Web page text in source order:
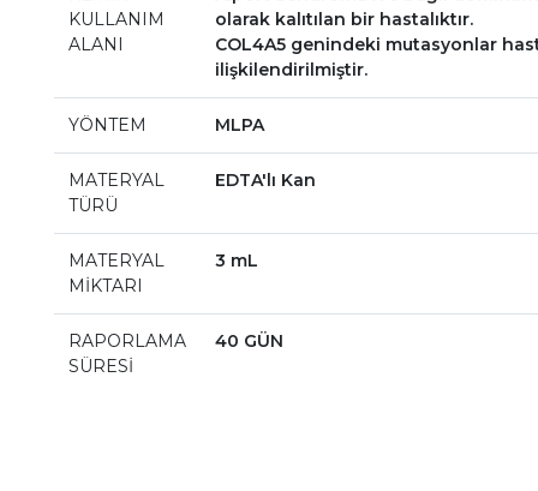
KULLANIM
ALANI
olarak kalıtılan bir hastalıktır.
COL4A5 genindeki mutasyonlar
ilişkilendirilmiştir.
YÖNTEM MLPA
MATERYAL
TÜRÜ
EDTA'lı Kan
MATERYAL
MİKTARI
3 mL
RAPORLAMA
SÜRESİ
40 GÜN